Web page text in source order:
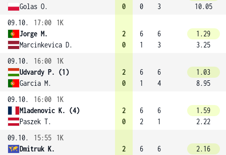
Golas O.
0
0
3
10.05
09.10.
17:00
1K
Jorge M.
Marcinkevica D.
2
0
6
1
6
3
1.29
3.25
09.10.
16:00
1K
Udvardy P. (1)
Garcia M.
2
0
6
1
6
4
1.03
8.95
09.10.
16:00
1K
Mladenovic K. (4)
Paszek T.
2
0
6
2
6
1
1.59
2.22
09.10.
15:55
1K
Dmitruk K.
2
6
6
2.16